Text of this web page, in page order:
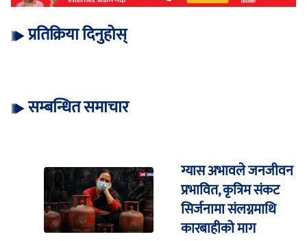
प्रतिक्रिया दिनुहोस्
सम्बन्धित समाचार
ग्यास अभावले जनजीवन
प्रभावित, कृत्रिम संकट
सिर्जनामा संलग्नमाथि
कारबाहीको माग